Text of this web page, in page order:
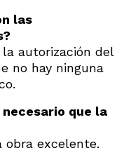
las
autorización del
no hay ninguna
que la
obra excelente.